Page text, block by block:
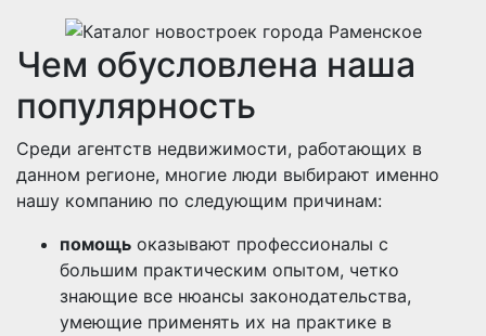
Чем обусловлена наша
популярность
Среди агентств недвижимости, работающих в
данном регионе, многие люди выбирают именно
нашу компанию по следующим причинам:
помощь оказывают профессионалы с
большим практическим опытом, четко
знающие все нюансы законодательства,
умеющие применять их на практике в